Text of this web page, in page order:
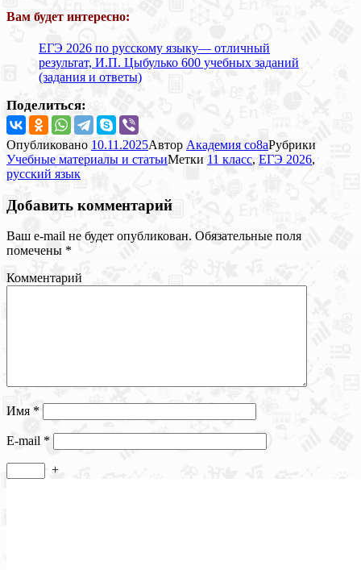
Вам будет интересно:
ЕГЭ 2026 по русскому языку— отличный
результат, И.П. Цыбулько 600 учебных заданий
(задания и ответы)
Поделиться:
Опубликовано 10.11.2025Автор Академия co8aРубрики
Учебные материалы и статьиМетки 11 класс, ЕГЭ 2026,
русский язык
Добавить комментарий
Ваш e-mail не будет опубликован. Обязательные поля
помечены *
Комментарий
Имя *
E-mail *
+